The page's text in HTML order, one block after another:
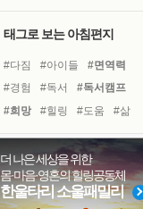
피해 갈 수 없는 사건들
처음 손을 잡았던 날
꿈이 실제가 되는 것
졸업식 사진을 보며
극심한 변비, 어깨결림, 수면 장애
아픈 아버지를 위한 공간 설계
태그로 보는 아침편지
#다짐 #아이들
#면역력
#경험
#독서
#독서캠프
#희망
#힐링 #도움
#삶
#위기
#비전캠프
#건강
#유튜브
#링컨학교
#계획
#리더
#나눔
더 나은 세상을 위한
몸·마음·영혼의 힐링공동체
한울타리 소울패밀리